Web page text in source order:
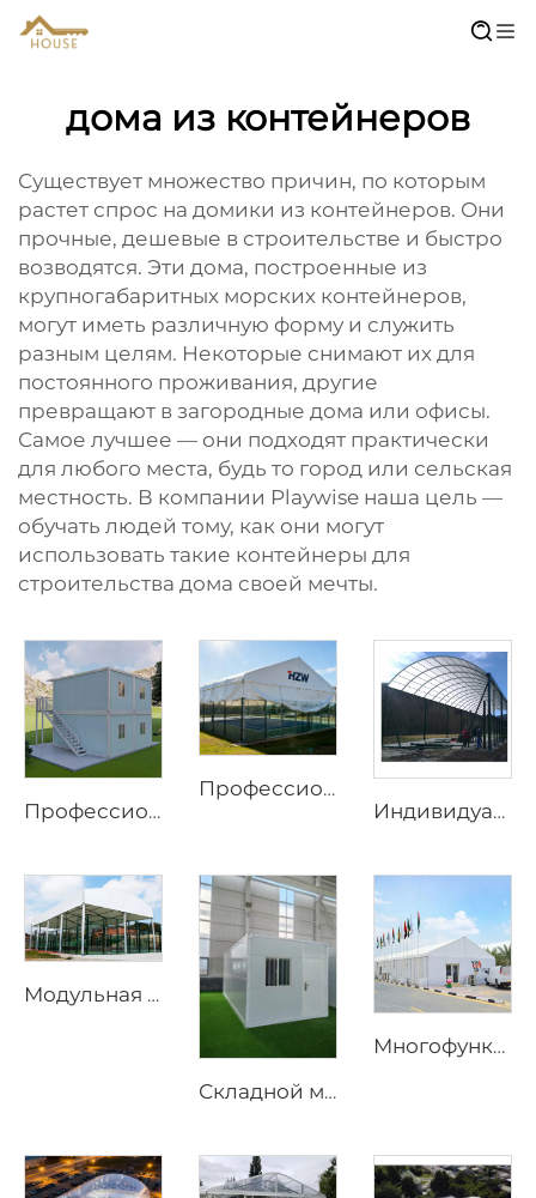
дома из контейнеров
Существует множество причин, по которым
растет спрос на домики из контейнеров. Они
прочные, дешевые в строительстве и быстро
возводятся. Эти дома, построенные из
крупногабаритных морских контейнеров,
могут иметь различную форму и служить
разным целям. Некоторые снимают их для
постоянного проживания, другие
превращают в загородные дома или офисы.
Самое лучшее — они подходят практически
для любого места, будь то город или сельская
местность. В компании Playwise наша цель —
обучать людей тому, как они могут
использовать такие контейнеры для
строительства дома своей мечты.
Профессиональные модульные контейнерные офисные решения | Складной контейнерный дом длиной 20 и 40 футов с колёсами для инфраструктуры строительных площадок
Профессиональное решение для кровли спортивных площадок | Промышленный алюминиевый навес для арены
Индивидуальные крыши для падел-кортов из стали и стекла | Ветрозащитные алюминиевые конструкции с теневыми клапанами для открытых спортивных сооружений
Модульная система затенения для площадок для падела | Прочная панорамная спортивная ограждающая конструкция для круглогодичных тренировок
Складной мобильный стальной кабинет | Контейнер длиной 20 футов для быстрой сборки и складывания, используемый в качестве мобильного офиса и жилых помещений на строительных площадках
Многофункциональные решения на основе алюминиевой конструкции | Промышленный складской тент большого размера и роскошный маркиз для уличных мероприятий для проведения праздничных мероприятий